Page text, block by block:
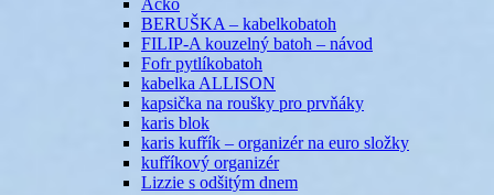
Áčko
BERUŠKA – kabelkobatoh
FILIP-A kouzelný batoh – návod
Fofr pytlíkobatoh
kabelka ALLISON
kapsička na roušky pro prvňáky
karis blok
karis kufřík – organizér na euro složky
kufříkový organizér
Lizzie s odšitým dnem